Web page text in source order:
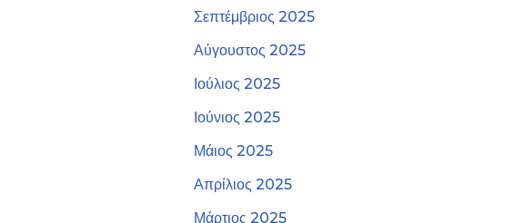
Σεπτέμβριος 2025
Αύγουστος 2025
Ιούλιος 2025
Ιούνιος 2025
Μάιος 2025
Απρίλιος 2025
Μάρτιος 2025